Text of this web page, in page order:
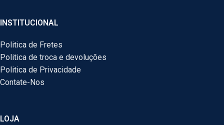
INSTITUCIONAL
Politica de Fretes
Politica de troca e devoluções
Politica de Privacidade
Contate-Nos
LOJA